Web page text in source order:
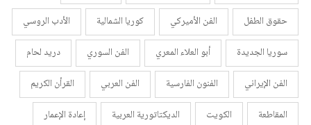
حقوق الطفل
الفن الأميركي كوريا الشمالية
الأدب الروسي
سوريا الجديدة
أبو العلاء المعري الفن السوري
دريد لحام
الفن الإيراني
الفنون الفارسية الفن العربي
القرأن الكريم
المقاطعة
الكويت الديكتاتورية العربية
إعادة الإعمار